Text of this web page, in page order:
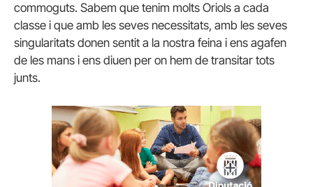
commoguts. Sabem que tenim molts Oriols a cada
classe i que amb les seves necessitats, amb les seves
singularitats donen sentit a la nostra feina i ens agafen
de les mans i ens diuen per on hem de transitar tots
junts.